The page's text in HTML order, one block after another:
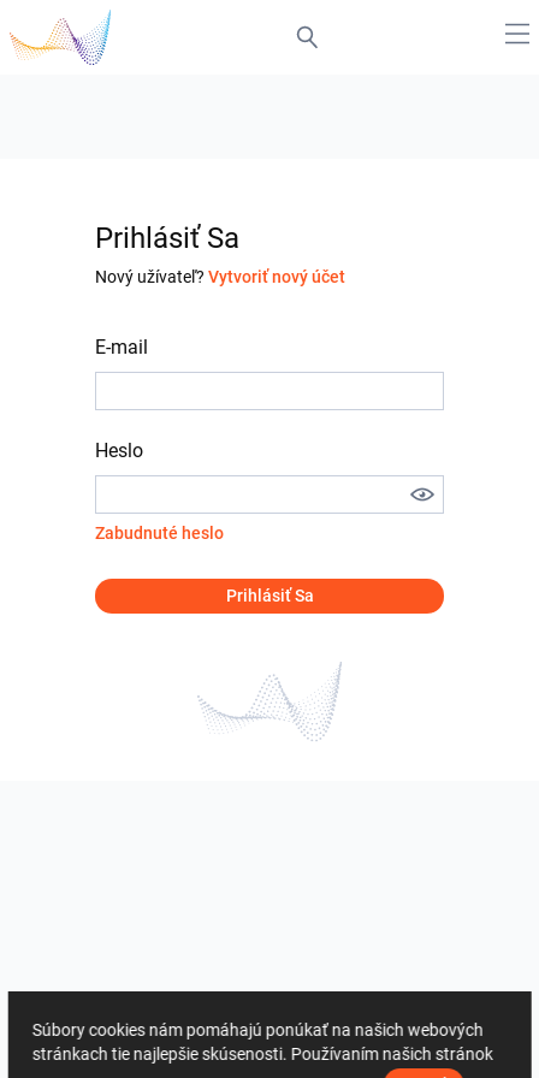
Prihlásiť Sa
Nový užívateľ? Vytvoriť nový účet
E-mail
Heslo
Zabudnuté heslo
Prihlásiť Sa
Súbory cookies nám pomáhajú ponúkať na našich webových
stránkach tie najlepšie skúsenosti. Používaním našich stránok